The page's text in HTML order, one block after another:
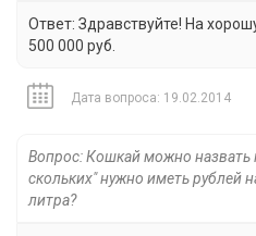
Ответ: Здравствуйте! На
500 000 руб.
Дата вопроса: 19.02.2014
Вопрос: Кошкай можно
скольких" нужно иметь рублей
литра?